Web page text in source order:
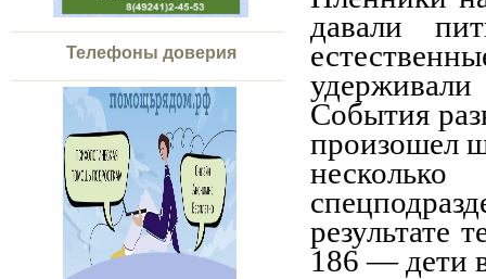
Телефоны доверия
давали
События
произошел
результате
186 — дети в